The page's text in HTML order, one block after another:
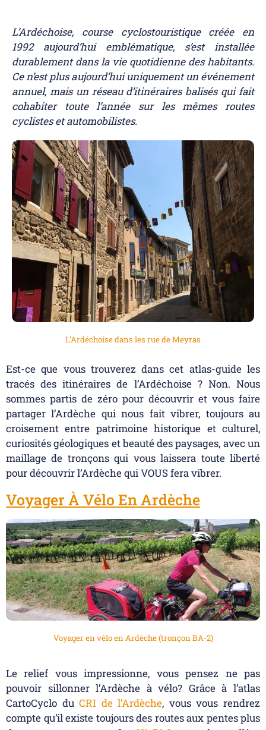
L’Ardéchoise, course cyclostouristique créée en
1992 aujourd’hui emblématique, s’est installée
durablement dans la vie quotidienne des habitants.
Ce n’est plus aujourd’hui uniquement un événement
annuel, mais un réseau d’itinéraires balisés qui fait
cohabiter toute l’année sur les mêmes routes
cyclistes et automobilistes.
L'Ardéchoise dans les rue de Meyras
Est-ce que vous trouverez dans cet atlas-guide les
tracés des itinéraires de l’Ardéchoise ? Non. Nous
sommes partis de zéro pour découvrir et vous faire
partager l’Ardèche qui nous fait vibrer, toujours au
croisement entre patrimoine historique et culturel,
curiosités géologiques et beauté des paysages, avec un
maillage de tronçons qui vous laissera toute liberté
pour découvrir l’Ardèche qui VOUS fera vibrer.
Voyager À Vélo En Ardèche
Voyager en vélo en Ardèche (tronçon BA-2)
Le relief vous impressionne, vous pensez ne pas
pouvoir sillonner l’Ardèche à vélo? Grâce à l’atlas
CartoCyclo duCRI de l’Ardèche, vous vous rendrez
compte qu’il existe toujours des routes aux pentes plus